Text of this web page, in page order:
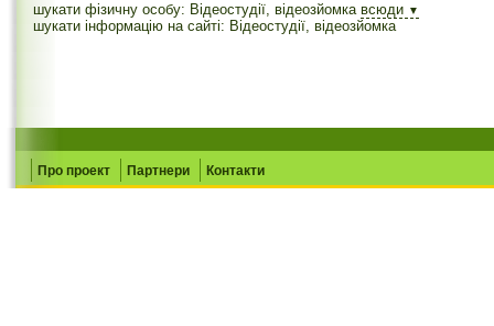
шукати фізичну особу: Відеостудії, відеозйомка всюди ▼
шукати інформацію на сайті: Відеостудії, відеозйомка
Про проект Партнери Контакти